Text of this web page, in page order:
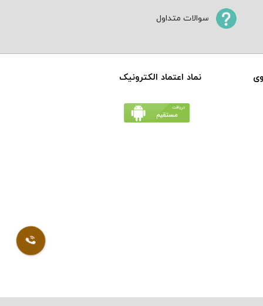
سوالات متداول
نماد اعتماد الکترونیک